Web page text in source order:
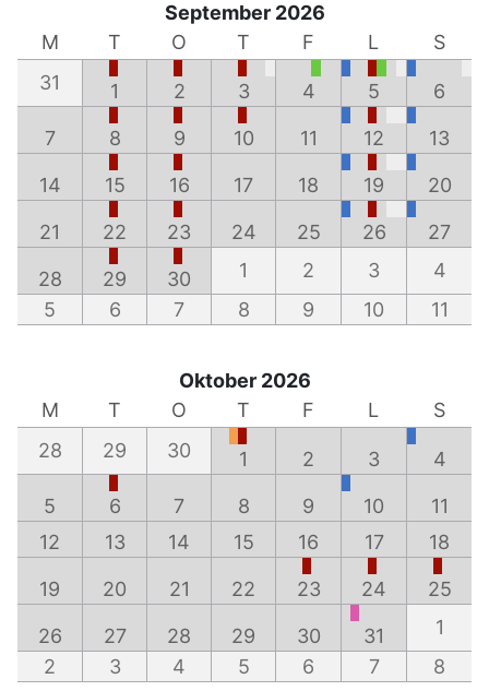
September 2026
M
T O T F L
S
31
1 2 3 4 5 6
7 8 9 10 11 12 13
14 15 16 17 18 19 20
21 22 23 24 25 26 27
28 29 30 1 2 3
4
5
6 7 8 9 10 11
Oktober 2026
M
T O T F L
S
28
29 30 1 2 3 4
5 6 7 8 9 10
11
12
13 14 15 16 17 18
19 20 21 22 23 24 25
26 27 28 29 30 31
1
2
3 4 5 6 7 8